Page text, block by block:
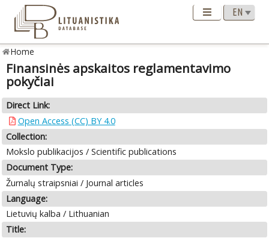
Home
Finansinės apskaitos reglamentavimo
pokyčiai
Direct Link:
Open Access (CC) BY 4.0
Collection:
Mokslo publikacijos / Scientific publications
Document Type:
Žurnalų straipsniai / Journal articles
Language:
Lietuvių kalba / Lithuanian
Title: